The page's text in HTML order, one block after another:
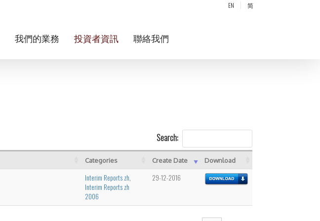
EN 简
我們的業務 投資者資訊 聯絡我們
Search:
Categories Create Date Download
Interim Reports zh
Interim Reports zh
2006
29-12-2016